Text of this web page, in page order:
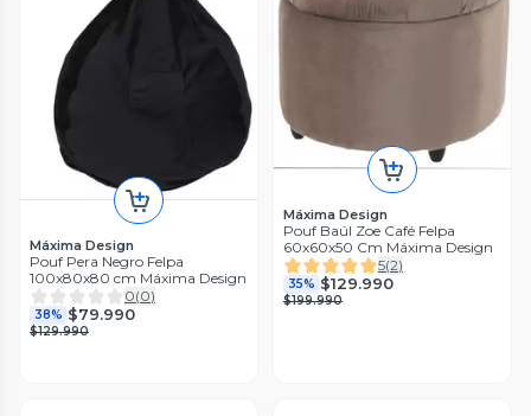
Máxima Design
Pouf Pera Negro Felpa
100x80x80 cm Máxima Design
0(0)
38% $79.990
$129.990
Máxima Design
Pouf Baúl Zoe Café Felpa
60x60x50 Cm Máxima Design
5(2)
35% $129.990
$199.990